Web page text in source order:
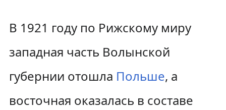
В 1921 году по Рижскому миру
западная часть Волынской
губернии отошла Польше, а
восточная оказалась в составе